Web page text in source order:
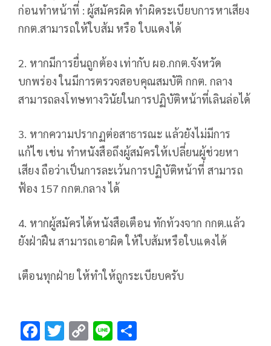
ก่อนทำหน้าที่ : ผู้สมัครผิด ทำผิดระเบียบการหาเสียง
กกต.สามารถให้ใบส้ม หรือ ใบแดงได้
2. หากมีการยื่นถูกต้อง เท่ากับ ผอ.กกต.จังหวัด
บกพร่อง ในมีการตรวจสอบคุณสมบัติ กกต. กลาง
สามารถลงโทษทางวินัยในการปฏิบัติหน้าที่เลินล่อได้
3. หากความปรากฏต่อสาธารณะ แล้วยังไม่มีการ
แก้ไข เช่น ทำหนังสือถึงผู้สมัครให้เปลี่ยนผู้ช่วยหา
เสียง ถือว่าเป็นการละเว้นการปฏิบัติหน้าที่ สามารถ
ฟ้อง 157 กกต.กลาง ได้
4. หากผู้สมัครได้หนังสือเตือน ทักท้วงจาก กกต.แล้ว
ยังฝ่าฝืน สามารถเอาผิด ให้ใบส้มหรือใบแดงได้
เตือนทุกฝ่าย ให้ทำให้ถูกระเบียบครับ
F T C Li